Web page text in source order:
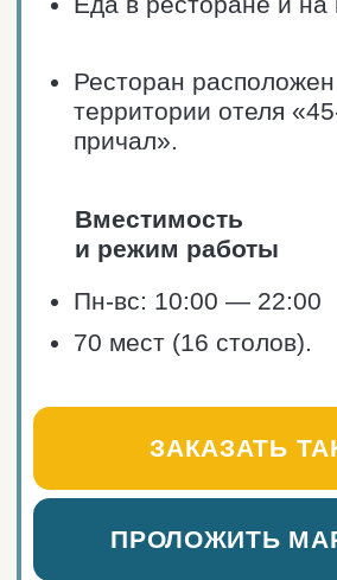
Трансфер в Териберку.
Поездки по Мурманской области.
Автосопровождение, однодневные
туры.
+7 921 044 52 15